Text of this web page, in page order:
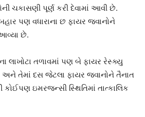
ચકાસણી પૂર્ણ કરી દેવામાં આવી છે.
પણ વધારાના છ ફાયર જવાનોને
છે.
લાખોટા તળાવમાં પણ બે ફાયર રેસ્ક્યુ
અને તેમાં દસ જેટલા ફાયર જવાનોને તૈનાત
ઇમરજન્સી સ્થિતિમાં તાત્કાલિક